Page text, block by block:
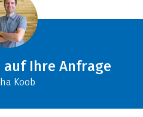
Ihre Anfrage
Koob